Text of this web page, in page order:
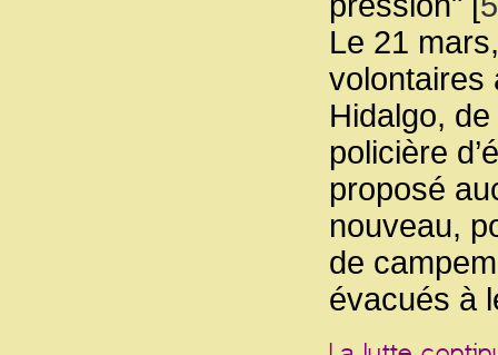
Le 21
volontaires
Hidalgo,
policière
proposé
nouveau,
de
évacués à